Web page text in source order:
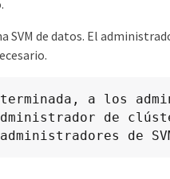
SVM de datos. El
a los
de
de